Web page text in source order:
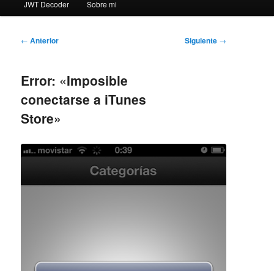
JWT Decoder Sobre mi
Navegación
← Anterior Siguiente →
Error: «Imposible
conectarse a iTunes
Store»